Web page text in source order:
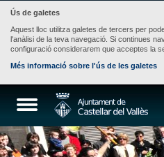
Ús de galetes
Aquest lloc utilitza galetes de tercers per
l'anàlisi de la teva navegació. Si continues
configuració considerarem que acceptes la
Més informació sobre l'ús de les galetes